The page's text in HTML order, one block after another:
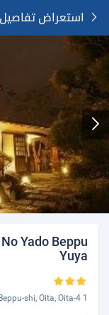
استعراض
Yado Beppu
Yuya
1 4-kumi, Horita, Beppu-shi, Oita, Oita